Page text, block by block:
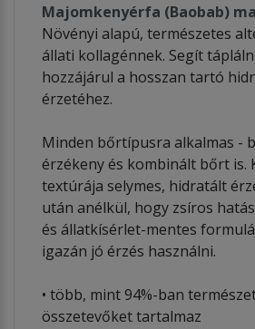
Majomkenyérfa (Baobab)
Növényi alapú, természetes
állati kollagénnek. Segít
hozzájárul a hosszan tartó
érzetéhez.
Minden bőrtípusra alkalmas -
érzékeny és kombinált bőrt is.
textúrája selymes, hidratált
után anélkül, hogy zsíros
és állatkísérlet-mentes
igazán jó érzés használni.
• több, mint 94%-ban
összetevőket tartalmaz